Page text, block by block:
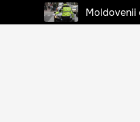
Moldovenii